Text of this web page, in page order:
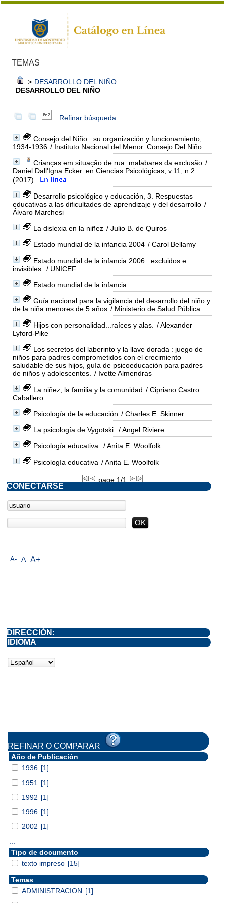
TEMAS
> DESARROLLO DEL NIÑO
DESARROLLO DEL NIÑO
Refinar búsqueda
Consejo del Niño : su organización y funcionamiento,
1934-1936 / Instituto Nacional del Menor. Consejo Del Niño
Crianças em situação de rua: malabares da exclusão /
Daniel Dall'Igna Ecker en Ciencias Psicológicas, v.11, n.2
(2017)
Desarrollo psicológico y educación, 3. Respuestas
educativas a las dificultades de aprendizaje y del desarrollo /
Álvaro Marchesi
La dislexia en la niñez / Julio B. de Quiros
Estado mundial de la infancia 2004 / Carol Bellamy
Estado mundial de la infancia 2006 : excluidos e
invisibles.
/ UNICEF
Estado mundial de la infancia
Guía nacional para la vigilancia del desarrollo del niño y
de la niña menores de 5 años / Ministerio de Salud Pública
Hijos con personalidad...raíces y alas.
/ Alexander
Lyford-Pike
Los secretos del laberinto y la llave dorada : juego de
niños para padres comprometidos con el crecimiento
saludable de sus hijos, guía de psicoeducación para padres
de niños y adolescentes.
/ Ivette Almendras
La niñez, la familia y la comunidad / Cipriano Castro
Caballero
Psicología de la educación / Charles E. Skinner
La psicología de Vygotski.
/ Angel Riviere
Psicología educativa.
/ Anita E. Woolfolk
Psicología educativa / Anita E. Woolfolk
page 1/1
A- A A+
CONECTARSE
DIRECCIÓN:
IDIOMA
REFINAR O COMPARAR
Año de Publicación
1936 [1]
1951
[1]
1992 [1]
1996 [1]
2002 [1]
Tipo de documento
texto impreso [15]
Temas
ADMINISTRACION [1]